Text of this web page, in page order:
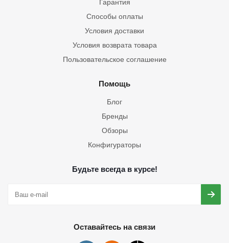
Гарантия
Способы оплаты
Условия доставки
Условия возврата товара
Пользовательское соглашение
Помощь
Блог
Бренды
Обзоры
Конфигураторы
Будьте всегда в курсе!
Оставайтесь на связи